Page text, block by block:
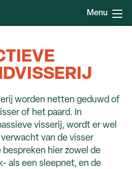
Menu
worden netten geduwd of
of het paard. In
visserij, wordt er wel
van de visser
hier zowel de
als een sleepnet, en de